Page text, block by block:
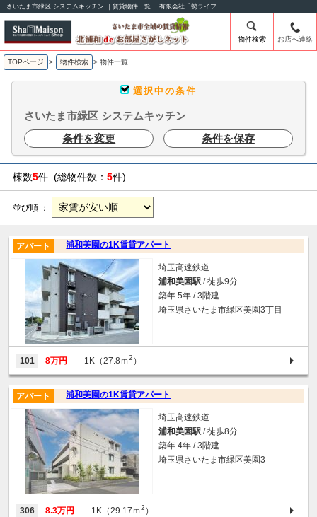
さいたま市緑区 システムキッチン ｜賃貸物件一覧｜ 有限会社千勢ライフ
物件検索 お店へ連絡
TOPページ > 物件検索 > 物件一覧
選択中の条件
さいたま市緑区 システムキッチン
条件を変更
条件を保存
棟数5件 (総物件数： 5件)
並び順 ：
浦和美園の1K賃貸アパート
アパート
埼玉高速鉄道
浦和美園駅 / 徒歩9分
築年 5年 / 3階建
埼玉県さいたま市緑区美園3丁目
101 8万円 1K（27.8ｍ2 ）
浦和美園の1K賃貸アパート
アパート
埼玉高速鉄道
浦和美園駅 / 徒歩8分
築年 4年 / 3階建
埼玉県さいたま市緑区美園3
306 8.3万円 1K（29.17ｍ2 ）